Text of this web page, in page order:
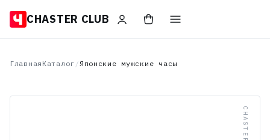
CHASTER CLUB
Главная Каталог /Японские мужские часы